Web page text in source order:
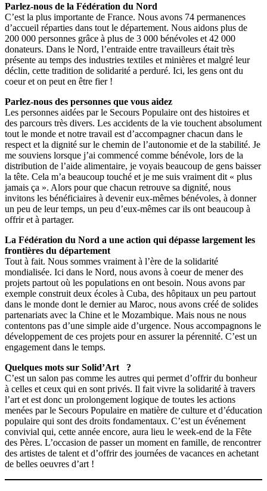
Parlez-nous de la Fédération du Nord
C’est la plus importante de France. Nous avons 74 permanences
d’accueil réparties dans tout le département. Nous aidons plus de
200 000 personnes grâce à plus de 3 000 bénévoles et 42 000
donateurs. Dans le Nord, l’entraide entre travailleurs était très
présente au temps des industries textiles et minières et malgré leur
déclin, cette tradition de solidarité a perduré. Ici, les gens ont du
coeur et on peut en être fier !
Parlez-nous des personnes que vous aidez
Les personnes aidées par le Secours Populaire ont des histoires et
des parcours très divers. Les accidents de la vie touchent absolument
tout le monde et notre travail est d’accompagner chacun dans le
respect et la dignité sur le chemin de l’autonomie et de la stabilité. Je
me souviens lorsque j’ai commencé comme bénévole, lors de la
distribution de l’aide alimentaire, je voyais beaucoup de gens baisser
la tête. Cela m’a beaucoup touché et je me suis vraiment dit « plus
jamais ça ». Alors pour que chacun retrouve sa dignité, nous
invitons les bénéficiaires à devenir eux-mêmes bénévoles, à donner
un peu de leur temps, un peu d’eux-mêmes car ils ont beaucoup à
offrir et à partager.
La Fédération du Nord a une action qui dépasse largement les
frontières du département
Tout à fait. Nous sommes vraiment à l’ère de la solidarité
mondialisée. Ici dans le Nord, nous avons à coeur de mener des
projets partout où les populations en ont besoin. Nous avons par
exemple construit deux écoles à Cuba, des hôpitaux un peu partout
dans le monde dont le dernier au Maroc, nous avons créé de solides
partenariats avec la Chine et le Mozambique. Mais nous ne nous
contentons pas d’une simple aide d’urgence. Nous accompagnons le
développement de ces projets pour en assurer la pérennité. C’est un
engagement dans le temps.
Quelques mots sur Solid’Art ?
C’est un salon pas comme les autres qui permet d’offrir du bonheur
à celles et ceux qui en sont privés. Il fait vivre la solidarité à travers
l’art et est donc un prolongement logique de toutes les actions
menées par le Secours Populaire en matière de culture et d’éducation
populaire qui sont des droits fondamentaux. C’est un événement
convivial qui, cette année encore, aura lieu le week-end de la Fête
des Pères. L’occasion de passer un moment en famille, de rencontrer
des artistes de talent et d’offrir des journées de vacances en achetant
de belles oeuvres d’art !